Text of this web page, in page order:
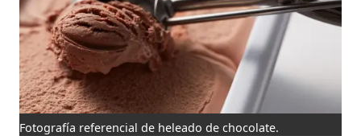
Fotografía referencial de heleado de chocolate.